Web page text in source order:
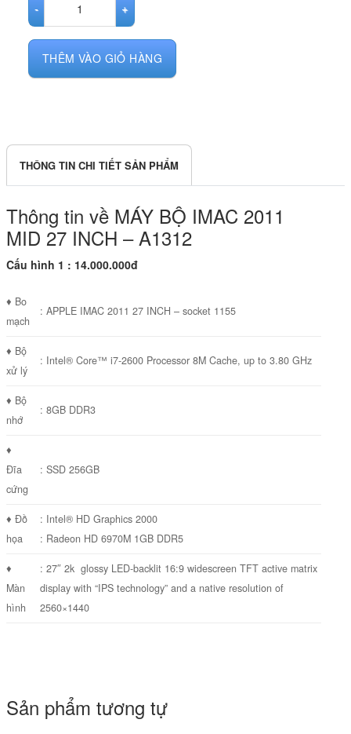
THÊM VÀO GIỎ HÀNG
THÔNG TIN CHI TIẾT SẢN PHẨM
Thông tin về MÁY BỘ IMAC 2011
MID 27 INCH – A1312
Cấu hình 1 : 14.000.000đ
♦ Bo
mạch
: APPLE IMAC 2011 27 INCH – socket 1155
♦ Bộ
xử lý
: Intel® Core™ i7-2600 Processor 8M Cache, up to 3.80 GHz
♦ Bộ
nhớ
: 8GB DDR3
♦
Đĩa
cứng
: SSD 256GB
♦ Đồ
họa
: Intel® HD Graphics 2000
: Radeon HD 6970M 1GB DDR5
♦
Màn
hình
: 27″ 2k glossy LED-backlit 16:9 widescreen TFT active matrix
display with “IPS technology” and a native resolution of
2560×1440
Sản phẩm tương tự